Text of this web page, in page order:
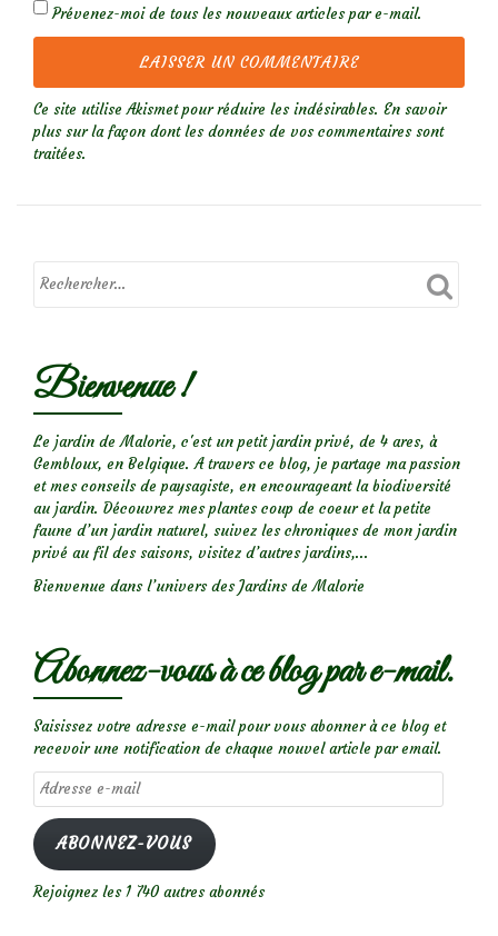
Prévenez-moi de tous les nouveaux articles par e-mail.
Ce site utilise Akismet pour réduire les indésirables. En savoir
plus sur la façon dont les données de vos commentaires sont
traitées.
Bienvenue !
Le jardin de Malorie, c'est un petit jardin privé, de 4 ares, à
Gembloux, en Belgique. A travers ce blog, je partage ma passion
et mes conseils de paysagiste, en encourageant la biodiversité
au jardin. Découvrez mes plantes coup de coeur et la petite
faune d’un jardin naturel, suivez les chroniques de mon jardin
privé au fil des saisons, visitez d’autres jardins,...
Bienvenue dans l’univers des Jardins de Malorie
Abonnez-vous à ce blog par e-mail.
Saisissez votre adresse e-mail pour vous abonner à ce blog et
recevoir une notification de chaque nouvel article par email.
Adresse
e-
mail
ABONNEZ-VOUS
Rejoignez les 1 740 autres abonnés